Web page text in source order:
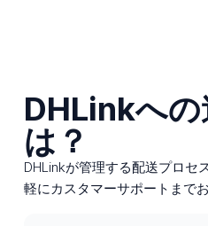
DHLinkへの
は？
DHLinkが管理する配送プロセ
軽にカスタマーサポートまで